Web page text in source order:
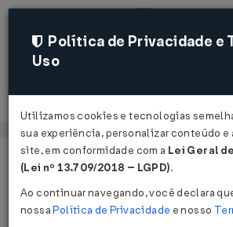
Página Inicial
Notícias
indicação de tributos federais nos leiautes
Política de Privacidade e
Uso
Utilizamos cookies e tecnologias
sua experiência, personalizar conteúdo e
site, em conformidade com a Lei Geral
(Lei nº 13.709/2018 – LGPD).
Ao continuar navegando, você declara
nossaPolítica de Privacidade e nosso